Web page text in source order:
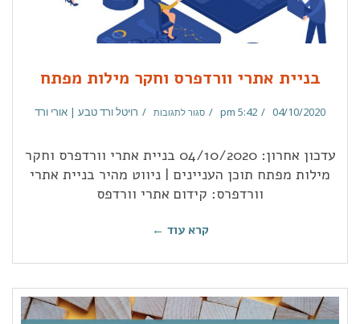
בניית אתרי וורדפרס וחקר מילות מפתח
04/10/2020
5:42 pm סגור לתגובות רויטל ורד טבע | אורי ורד
עדכון אחרון: 04/10/2020 בניית אתרי וורדפרס וחקר
מילות מפתח תוכן העניינים | ניווט מהיר בניית אתרי
וורדפרס: קידום אתרי וורדפס
קרא עוד ←